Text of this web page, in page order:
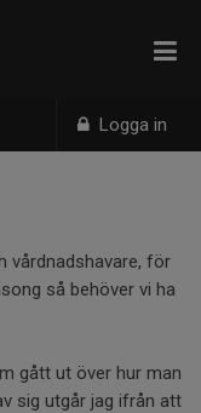
Logga in
vårdnadshavare, för
så behöver vi ha
gått ut över hur man
sig utgår jag ifrån att